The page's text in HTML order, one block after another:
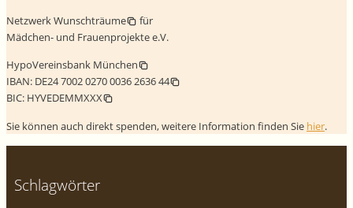
Netzwerk Wunschträume
für
Mädchen- und Frauenprojekte e.V.
HypoVereinsbank München
IBAN: DE24 7002 0270 0036 2636 44
BIC: HYVEDEMMXXX
Sie können auch direkt spenden, weitere Information finden Sie hier.
Schlagwörter